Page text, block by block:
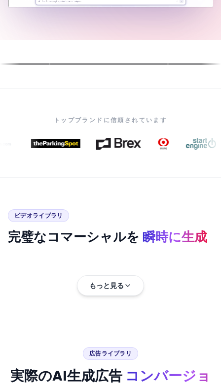
ー同士が自然に会話・反応・
トップブランドに信頼されています
ビデオライブラリ
完璧なコマーシャルを 瞬時に生成
もっと見る
広告ライブラリ
実際のAI生成広告 コンバージョ